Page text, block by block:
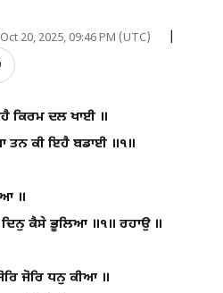
20, 2025, 09:46 PM (UTC)
ਕਿਰਮ ਦਲ ਖਾਈ ॥
ਤਨ ਕੀ ਇਹੈ ਬਡਾਈ ॥੧॥
॥
ਕੈਸੇ ਭੂਲਿਆ ॥੧॥ ਰਹਾਉ ॥
ਜੋਰਿ ਧਨੁ ਕੀਆ ॥